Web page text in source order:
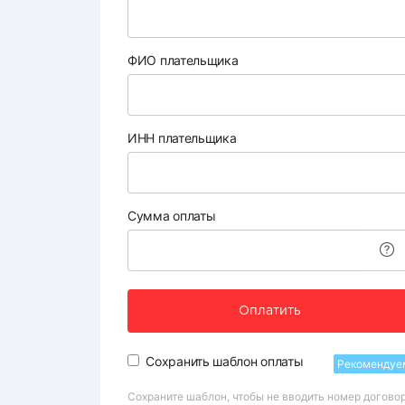
ФИО плательщика
ИНН плательщика
Сумма оплаты
Оплатить
Сохранить шаблон оплаты
Сохраните шаблон, чтобы не вводить номер